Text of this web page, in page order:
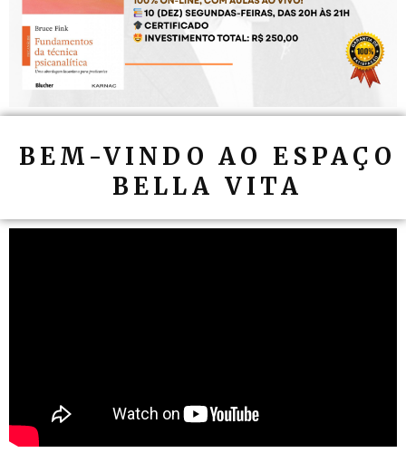
BEM-VINDO AO ESPAÇO
BELLA VITA